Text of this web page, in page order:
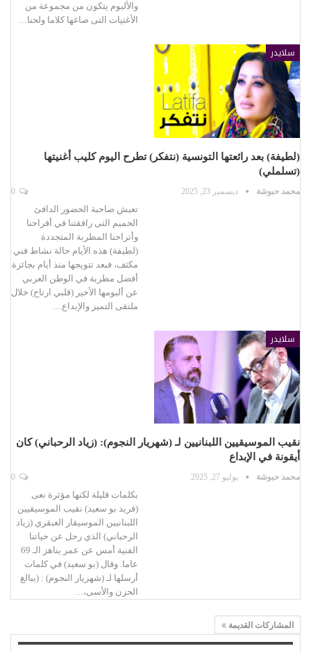
والألبوم يتكون من مجموعة من
الأغنيات التى صاغها كلاما ولحنا…
سلايدر
(لطيفة) بعد رائعتها التونسية (نتفكر) تطرح اليوم كليب أغنيتها
(تسلملي)
محمد حبوشة ديسمبر 23, 2025
تعيش صاحبة الحضور الدافئ
الحميم التى رافقتنا في أفراحنا
وأتراحنا المطربة المتجددة
(لطيفة) هذه الأيام حالة نشاط فني
مكثف، فبعد تتويجها منذ أيام بجائزة
أفضل مطربة في الوطن العربي
عن ألبومها الأخير (قلبي ارتاح) خلال
ملتقى التميز والإبداع…
سلايدر
نقيب الموسيقيين اللبنانيين لـ (شهريار النجوم): (زياد الرحباني) كان
أيقونة في الإبداع
محمد حبوشة يوليو 27, 2025
بكلمات قليلة لكنها مؤثرة نعى
(فريد بو سعيد) نقيب الموسيقيين
اللبنانيين الموسيقار العبقري (زياد
الرحباني) الذي رحل عن حياتنا
الفنية أمس عن عمر يناهز الـ 69
عاما. وقال (بو سعيد) في كلمات
أرسلها لـ (شهريار النجوم) : (ببالغ
الحزن والأسى،…
المشاركات القديمة